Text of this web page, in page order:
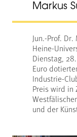
Markus
Jun.-Prof.
Heine-
Dienstag,
Euro
Industrie-
Preis wird in
und der